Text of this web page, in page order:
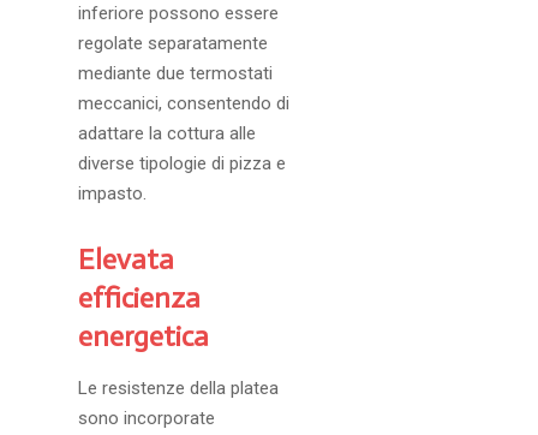
inferiore possono essere
regolate separatamente
mediante due termostati
meccanici, consentendo di
adattare la cottura alle
diverse tipologie di pizza e
impasto.
Elevata
efficienza
energetica
Le resistenze della platea
sono incorporate